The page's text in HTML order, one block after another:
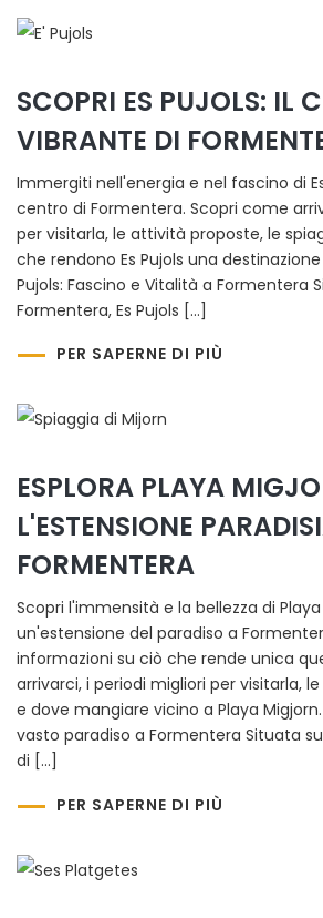
SCOPRI ES PUJOLS: IL
VIBRANTE DI
Immergiti nell'energia e nel fascino di
centro di Formentera. Scopri come
per visitarla, le attività proposte, le
che rendono Es Pujols una
Pujols: Fascino e Vitalità a Formentera
Formentera, Es Pujols […]
PER SAPERNE DI PIÙ
ESPLORA PLAYA
L'ESTENSIONE
FORMENTERA
Scopri l'immensità e la bellezza di
un'estensione del paradiso a
informazioni su ciò che rende unica
arrivarci, i periodi migliori per visitarla,
e dove mangiare vicino a Playa
vasto paradiso a Formentera Situata
di […]
PER SAPERNE DI PIÙ